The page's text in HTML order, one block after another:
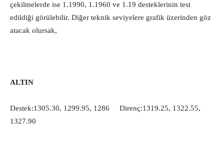
çekilmelerde ise 1.1990, 1.1960 ve 1.19 desteklerinin test
edildiği görülebilir. Diğer teknik seviyelere grafik üzerinden göz
atacak olursak,
ALTIN
Destek:1305.30, 1299.95, 1286 Direnç:1319.25, 1322.55,
1327.90